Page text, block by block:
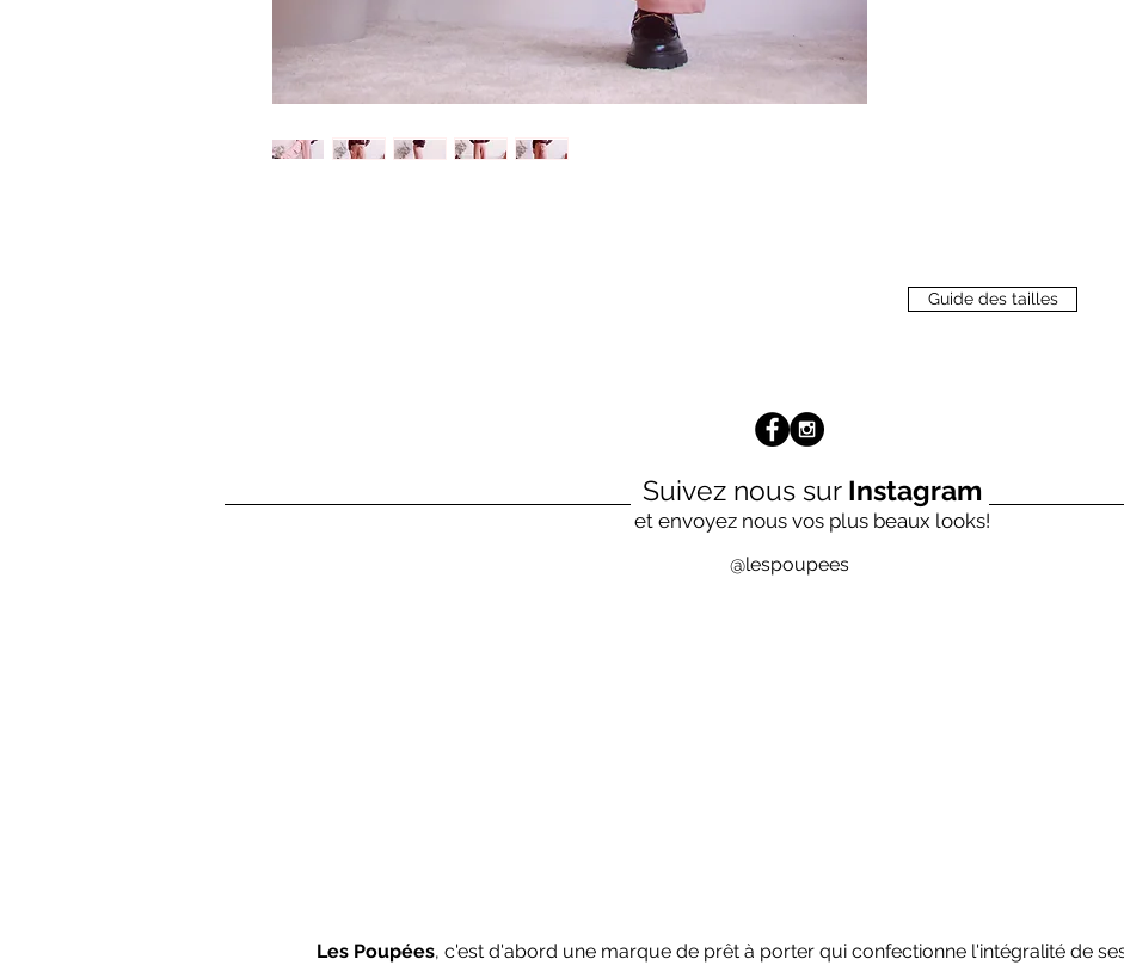
Guide des tailles
Suivez nous sur Instagram
et envoyez nous vos plus beaux looks!
@lespoupees
Les Poupées, c'est d'abord une marque de prêt à porter qui confectionne l'intégralité de